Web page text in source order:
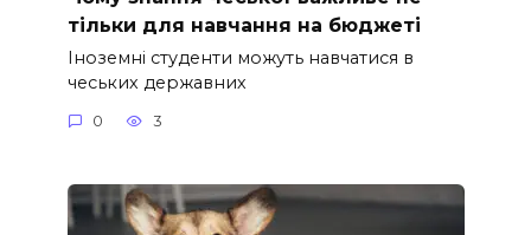
тільки для навчання на бюджеті
Іноземні студенти можуть навчатися в
чеських державних
0 3